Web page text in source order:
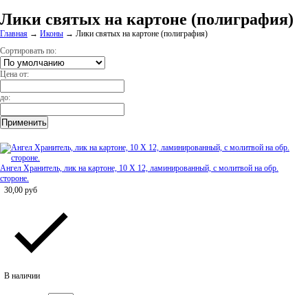
Лики святых на картоне (полиграфия)
Главная → Иконы → Лики святых на картоне (полиграфия)
Сортировать по:
Цена от:
до:
Ангел Хранитель, лик на картоне, 10 Х 12, ламинированный, с молитвой на обр.
стороне.
30,00 руб
В наличии